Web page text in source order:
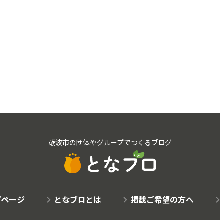
砺波市の団体やグループでつくるブログ
ージ となブロとは 掲載ご希望の方へ